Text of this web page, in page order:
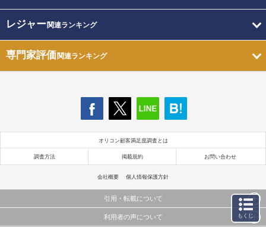
レジャー関連ランキング
専門家評価関連ランキング
オリコン顧客満足度調査とは
調査方法 掲載規約 お問い合わせ
会社概要 個人情報保護方針
引用・転載について
当サイトで公開されている情報（文字、写真、イラスト、画像データ等）及びこれらの配置・
利用者の声について もくじ